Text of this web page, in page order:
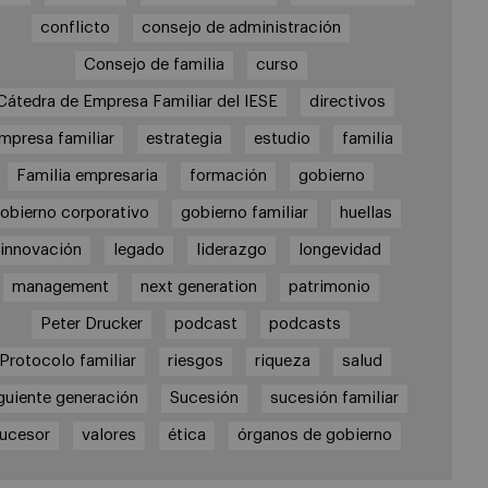
conflicto consejo de administración
Consejo de familia curso
de Empresa Familiar del IESE directivos
familiar estrategia estudio familia
Familia empresaria formación gobierno
corporativo gobierno familiar huellas
innovación legado liderazgo longevidad
management next generation patrimonio
Peter Drucker podcast podcasts
Protocolo familiar riesgos riqueza salud
generación Sucesión sucesión familiar
valores ética órganos de gobierno